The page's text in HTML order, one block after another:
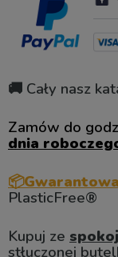
🚚 Cały nasz
Zamów do
dnia
PlasticFree®
Kupuj ze
stłuczonej